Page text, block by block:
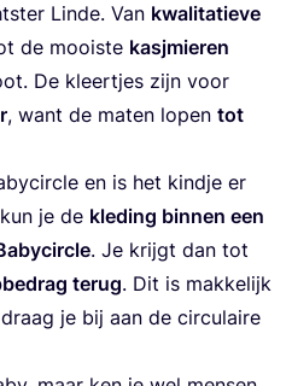
Lin­de. Van kwa­li­ta­tie­ve
de mooi­ste kasj­mie­ren
De kleer­tjes zijn voor
, want de maten lopen tot
en is het kind­je er
je de kle­ding bin­nen een
. Je krijgt dan tot
terug. Dit is mak­ke­lijk
je bij aan de cir­cu­lai­re